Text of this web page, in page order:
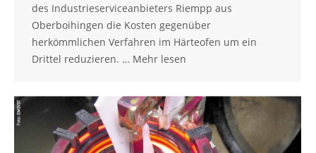
des Industrieserviceanbieters Riempp aus
Oberboihingen die Kosten gegenüber
herkömmlichen Verfahren im Härteofen um ein
Drittel reduzieren. … Mehr lesen